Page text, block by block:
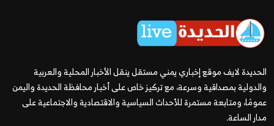
الحديدة لايف موقع إخباري يمني مستقل ينقل الأخبار المحلية والعربية
والدولية بمصداقية وسرعة، مع تركيز خاص على أخبار محافظة الحديدة واليمن
عمومًا، ومتابعة مستمرة للأحداث السياسية والاقتصادية والاجتماعية على
مدار الساعة.